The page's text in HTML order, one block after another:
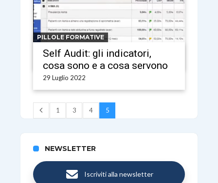
PILLOLE FORMATIVE
Self Audit: gli indicatori,
cosa sono e a cosa servono
29 Luglio 2022
1 3 4 5
NEWSLETTER
Iscriviti alla newsletter